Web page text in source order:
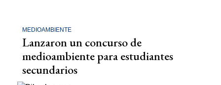
MEDIOAMBIENTE
Lanzaron un concurso de
medioambiente para estudiantes
secundarios